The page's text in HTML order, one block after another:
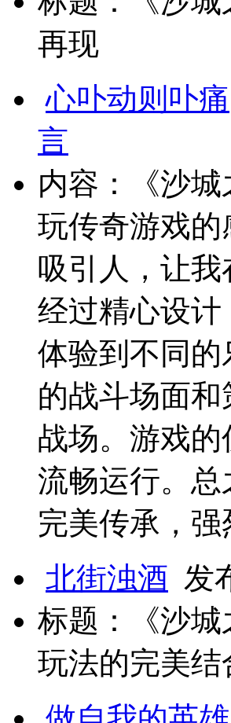
再现
心卟动则卟痛
言
内容：《沙
玩传奇游戏
吸引人，让
经过精心设
体验到不同
的战斗场面
战场。游戏
流畅运行。
完美传承，
北街浊酒 发
标题：《沙
玩法的完美结